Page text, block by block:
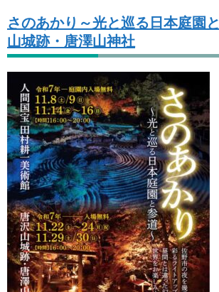
さのあかり～光と巡る日本庭園
山城跡・唐澤山神社